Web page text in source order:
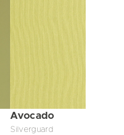
Avocado
Silverguard